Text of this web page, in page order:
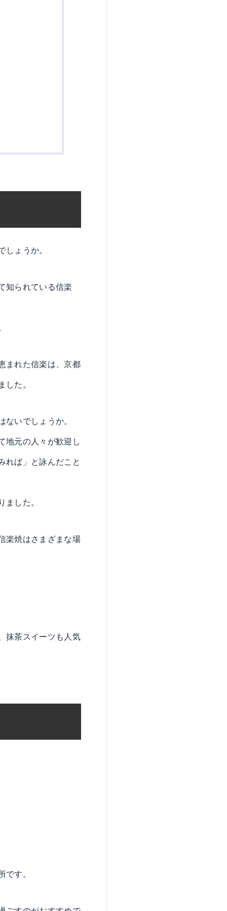
ょうか。
知られている信楽
まれた信楽は、京都
た。
いでしょうか。
地元の人々が歓迎し
ば」と詠んだこと
した。
楽焼はさまざまな場
抹茶スイーツも人気
す。